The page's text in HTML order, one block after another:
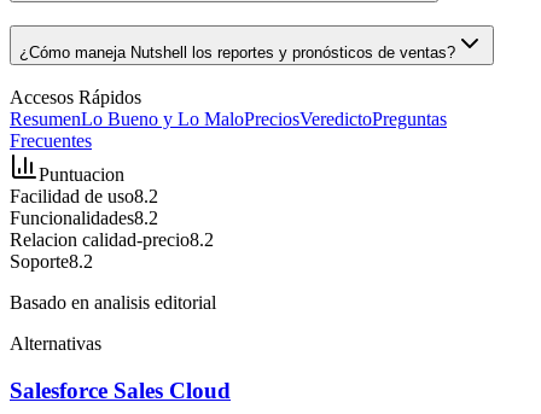
¿Cómo maneja Nutshell los reportes y pronósticos de ventas?
Accesos Rápidos
ResumenLo Bueno y Lo MaloPreciosVeredictoPreguntas
Frecuentes
Puntuacion
Facilidad de uso8.2
Funcionalidades8.2
Relacion calidad-precio8.2
Soporte8.2
Basado en analisis editorial
Alternativas
Salesforce Sales Cloud